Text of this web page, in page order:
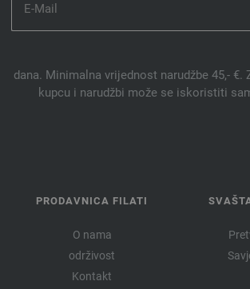
dana. Minimalna vrijednost narudžbe 45,- €.
kupcu i narudžbi može se iskoristiti
PRODAVNICA FILATI
O nama
održivost
Kontakt